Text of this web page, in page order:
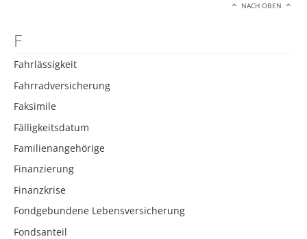
NACH OBEN
F
Fahrlässigkeit
Fahrradversicherung
Faksimile
Fälligkeitsdatum
Familienangehörige
Finanzierung
Finanzkrise
Fondgebundene Lebensversicherung
Fondsanteil